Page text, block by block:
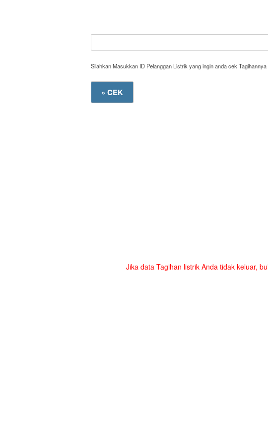
Silahkan Masukkan ID Pelanggan Listrik yang ingin anda cek Tagihannya
Jika data Tagihan listrik Anda tidak keluar,